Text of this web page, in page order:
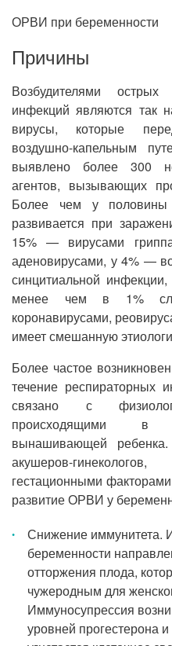
ОРВИ при беременности
Причины
Возбудителями
инфекций являются так
вирусы, которые
воздушно-капельным
выявлено более 300
агентов, вызывающих
Более чем у половины
развивается при
15% — вирусами
аденовирусами, у 4% —
синцитиальной
менее чем в 1%
коронавирусами,
имеет смешанную
Более частое
течение респираторных
связано с
происходящими в
вынашивающей
акушеров-
гестационными
развитие ОРВИ у
Снижение иммунитета.
беременности
отторжения плода,
чужеродным для
Иммуносупрессия
уровней прогестерона